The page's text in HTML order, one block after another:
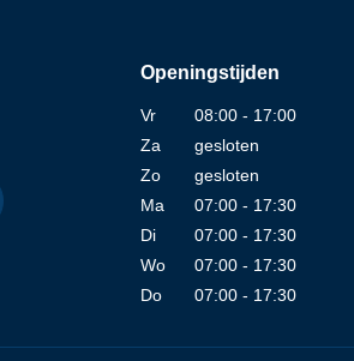
Openingstijden
Vr
08:00 - 17:00
Za
gesloten
Zo
gesloten
Ma
07:00 - 17:30
Di
07:00 - 17:30
Wo
07:00 - 17:30
Do
07:00 - 17:30